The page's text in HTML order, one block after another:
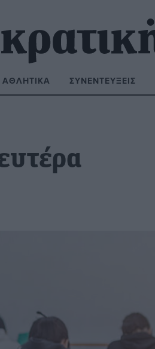
ΑΘΛΗΤΙΚΆ ΣΥΝΕΝΤΕΎΞΕΙΣ